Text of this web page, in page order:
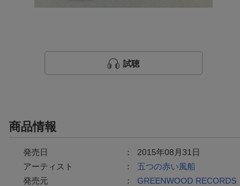
試聴
商品情報
発売日 ： 2015年08月31日
アーティスト
： 五つの赤い風船
発売元
： GREENWOOD RECORDS